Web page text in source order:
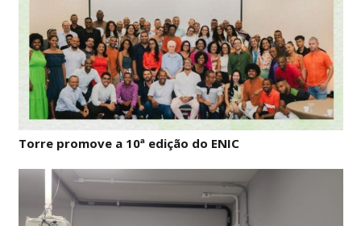
Torre promove a 10ª edição do ENIC